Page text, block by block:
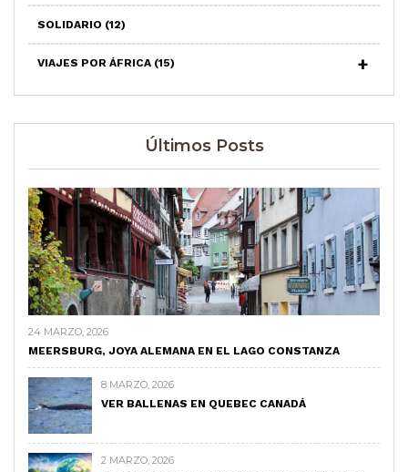
SOLIDARIO (12)
VIAJES POR ÁFRICA (15)
Últimos Posts
24 MARZO, 2026
MEERSBURG, JOYA ALEMANA EN EL LAGO CONSTANZA
8 MARZO, 2026
VER BALLENAS EN QUEBEC CANADÁ
2 MARZO, 2026